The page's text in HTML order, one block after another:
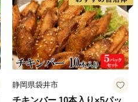
静岡県袋井市
チキンバー 10本入り×5パッ